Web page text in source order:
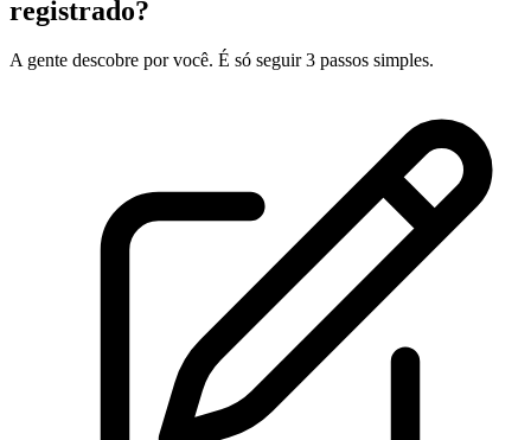
registrado?
A gente descobre por você. É só seguir 3 passos simples.